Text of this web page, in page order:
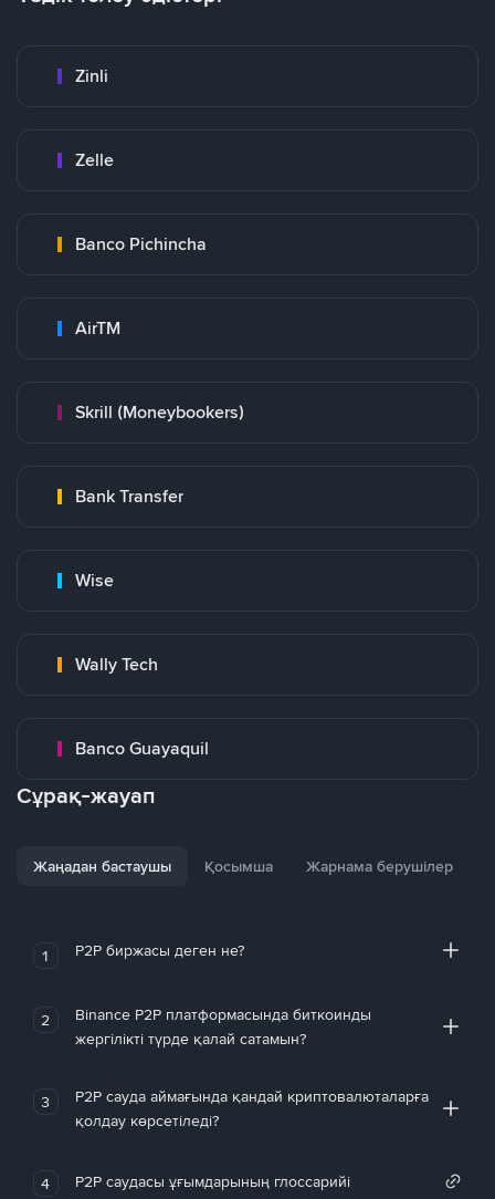
Zinli
Zelle
Banco Pichincha
AirTM
Skrill (Moneybookers)
Bank Transfer
Wise
Wally Tech
Banco Guayaquil
Сұрақ-жауап
Жаңадан бастаушы Қосымша Жарнама берушілер
1 P2P биржасы деген не?
2
Binance P2P платформасында биткоинды
жергілікті түрде қалай сатамын?
3
P2P сауда аймағында қандай криптовалюталарға
қолдау көрсетіледі?
4 P2P саудасы ұғымдарының глоссарийі